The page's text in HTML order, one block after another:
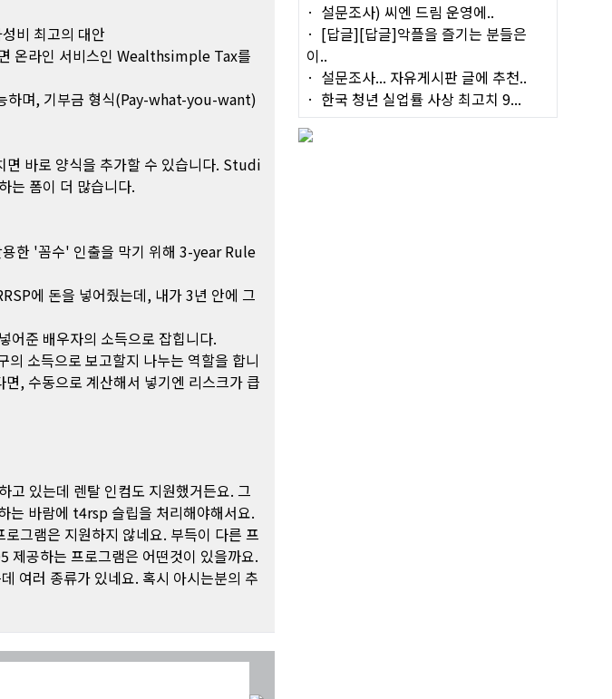
비 최고의 대안
온라인 서비스인 Wealthsimple Tax를
하며, 기부금 형식(Pay-what-you-want)
바로 양식을 추가할 수 있습니다. Studi
는 폼이 더 많습니다.
한 '꼼수' 인출을 막기 위해 3-year Rule
에 돈을 넣어줬는데, 내가 3년 안에 그
어준 배우자의 소득으로 잡힙니다.
소득으로 보고할지 나누는 역할을 합니
, 수동으로 계산해서 넣기엔 리스크가 큽
있는데 렌탈 인컴도 지원했거든요. 그
는 바람에 t4rsp 슬립을 처리해야해서요.
그램은 지원하지 않네요. 부득이 다른 프
제공하는 프로그램은 어떤것이 있을까요.
여러 종류가 있네요. 혹시 아시는분의 추
설문조사) 씨엔 드림 운영에..
[답글][답글]악플을 즐기는 분들은
이..
설문조사... 자유게시판 글에 추천..
한국 청년 실업률 사상 최고치 9...